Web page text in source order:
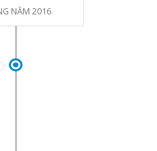
NĂM 2016